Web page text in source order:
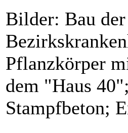
Bilder: Bau
Pflanzkörper
dem "Haus
Stampfbeton;